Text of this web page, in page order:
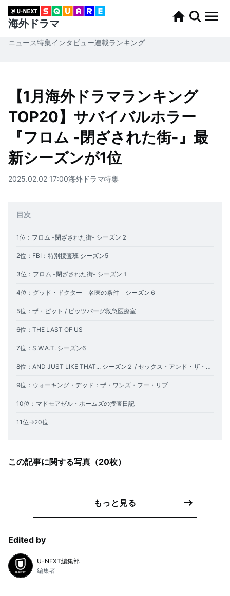
海外ドラマ
ニュース特集インタビュー連載ランキング
【1月海外ドラマランキング
TOP20】サバイバルホラー
『フロム -閉ざされた街-』最
新シーズンが1位
2025.02.02 17:00海外ドラマ特集
目次
1位：フロム -閉ざされた街- シーズン２
2位：FBI：特別捜査班 シーズン5
3位：フロム -閉ざされた街- シーズン１
4位：グッド・ドクター 名医の条件 シーズン６
5位：ザ・ピット / ピッツバーグ救急医療室
6位：THE LAST OF US
7位：S.W.A.T. シーズン6
8位：AND JUST LIKE THAT... シーズン２ / セックス・アンド・ザ・シティ新章
9位：ウォーキング・デッド：ザ・ワンズ・フー・リブ
10位：マドモアゼル・ホームズの捜査日記
11位→20位
この記事に関する写真（20枚）
もっと見る
Edited by
U-NEXT編集部
編集者